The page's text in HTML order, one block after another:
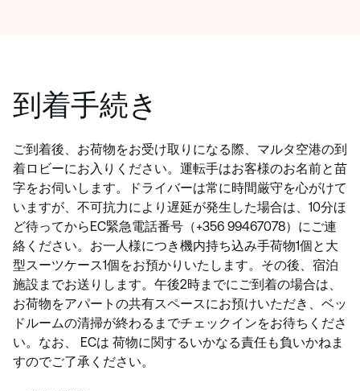
到着手続き
ご到着後、お荷物をお受け取りになる際、マルタ空港の到
着ロビーにお入りください。運転手はお客様のお名前と苗
字をお伺いします。ドライバーは常に時間厳守を心がけて
いますが、不可抗力により遅延が発生した場合は、10分ほ
ど待ってからEC緊急電話番号（+356 99467078）にご連
絡ください。お一人様につき機内持ち込み手荷物1個と大
型スーツケース1個をお預かりいたします。その後、宿泊
施設までお送りします。午後2時までにご到着の場合は、
お荷物をアパートの共有スペースにお預けいただき、ベッ
ドルームの清掃が終わるまでチェックインをお待ちくださ
い。なお、 ECは 荷物に関するいかなる責任も負いかねま
すのでご了承ください。